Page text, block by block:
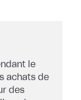
le
achats de
des